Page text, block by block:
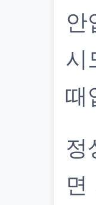
안
시
때
정
면